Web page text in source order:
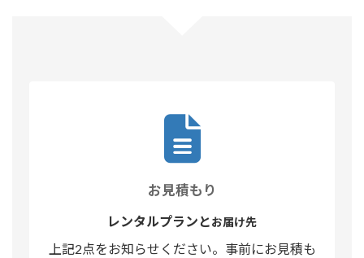
お見積もり
レンタルプランとお届け先
上記2点をお知らせください。事前にお見積も